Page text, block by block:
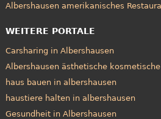
Albershausen amerikanisches
WEITERE PORTALE
Carsharing in Albershausen
Albershausen ästhetische
haus bauen in albershausen
haustiere halten in albershausen
Gesundheit in Albershausen